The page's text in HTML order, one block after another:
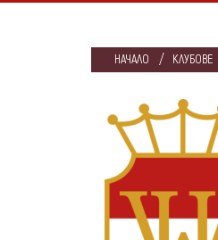
НАЧАЛО КЛУБОВЕ